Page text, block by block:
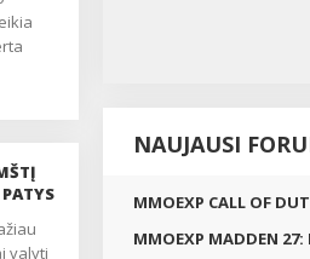
valyti
NAUJAUSI
MMOEXP CALL OF
MMOEXP MADDEN 27: